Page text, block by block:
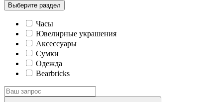
Выберите раздел
Часы
Ювелирные украшения
Аксессуары
Сумки
Одежда
Bearbricks